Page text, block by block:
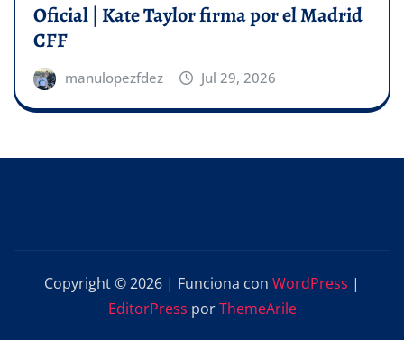
Oficial | Kate Taylor firma por el Madrid
CFF
manulopezfdez Jul 29, 2026
Copyright © 2026 | Funciona con WordPress |
EditorPress porThemeArile